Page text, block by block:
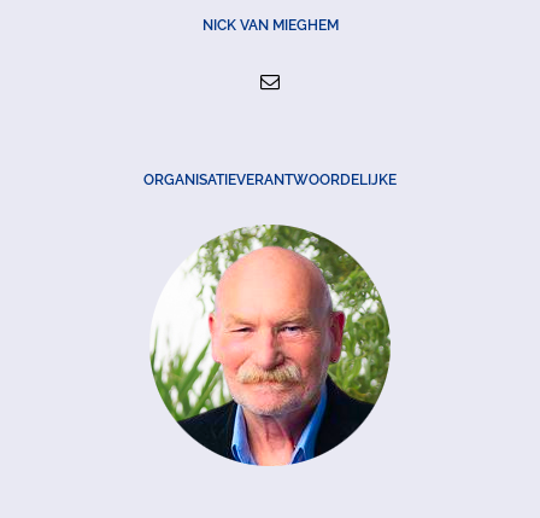
NICK VAN MIEGHEM
ORGANISATIEVERANTWOORDELIJKE